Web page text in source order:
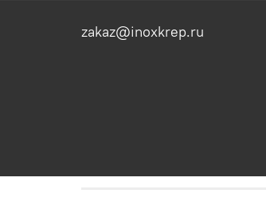
zakaz@inoxkrep.ru